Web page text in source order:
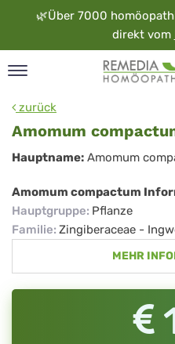
🌿Über 7000
direkt vom
zurück
Amomum
Amomum
compactum
Hauptname: Amomum
Amomum compactum
Hauptgruppe: Pflanze
Familie: Zingiberaceae -
MEHR